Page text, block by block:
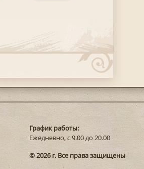
График работы:
Ежедневно, с 9.00 до 20.00
© 2026 г. Все права защищены